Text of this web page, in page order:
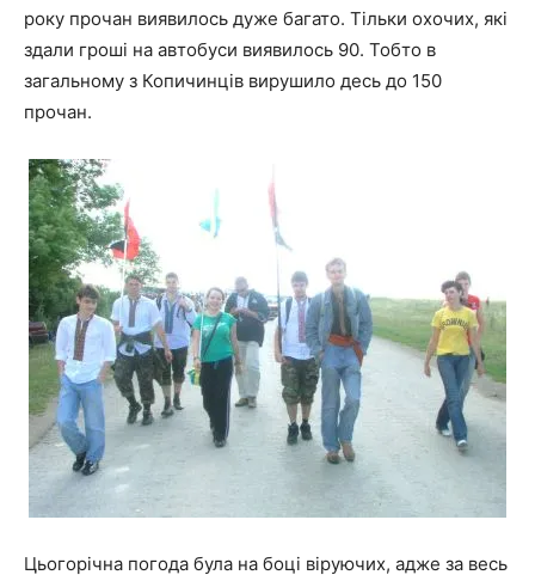
року прочан виявилось дуже багато. Тільки охочих, які
здали гроші на автобуси виявилось 90. Тобто в
загальному з Копичинців вирушило десь до 150
прочан.
Цьогорічна погода була на боці віруючих, адже за весь